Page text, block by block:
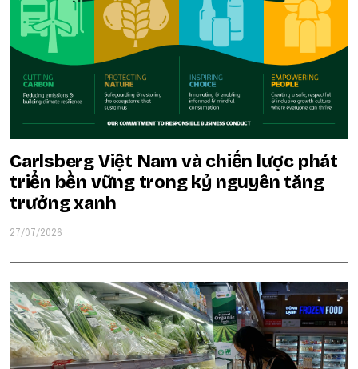
Carlsberg Việt Nam và chiến lược phát
triển bền vững trong kỷ nguyên tăng
trưởng xanh
27/07/2026